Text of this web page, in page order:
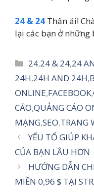
24 & 24 Thân ái!
lại các bạn ở
Danh
mục
24,24 & 24,24
24H,24H AND 24H,
ONLINE,FACEBOOK,
CÁO,QUẢNG CÁO
MẠNG,SEO,TRANG
YẾU TỐ GIÚP
CỦA BẠN LÂU HƠN
HƯỚNG DẪN
MIỀN 0,96 $ TẠI